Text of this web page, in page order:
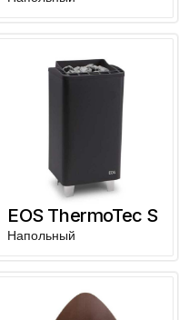
EOS ThermoTec S
Напольный